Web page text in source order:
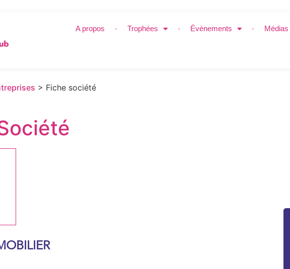
A propos Trophées Évènements Médias
> Fiche société